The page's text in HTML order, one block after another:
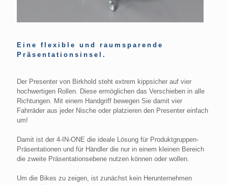
Eine flexible und raumsparende
Präsentationsinsel.
Der Presenter von Birkhold steht extrem kippsicher auf vier
hochwertigen Rollen. Diese ermöglichen das Verschieben in alle
Richtungen. Mit einem Handgriff bewegen Sie damit vier
Fahrräder aus jeder Nische oder platzieren den Presenter einfach
um!
Damit ist der 4-IN-ONE die ideale Lösung für Produktgruppen-
Präsentationen und für Händler die nur in einem kleinen Bereich
die zweite Präsentationsebene nutzen können oder wollen.
Um die Bikes zu zeigen, ist zunächst kein Herunternehmen